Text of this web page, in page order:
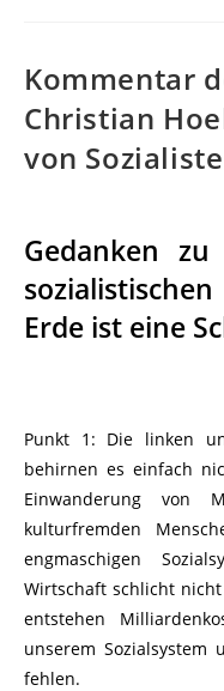
Kommentar
Christian
von
Gedanken
Erde ist eine
Punkt 1: Die linken
behirnen es einfach
Einwanderung von
kulturfremden
engmaschigen
Wirtschaft schlicht
entstehen
unserem
fehlen.